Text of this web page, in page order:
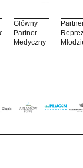
Główny
Partner
Medyczny